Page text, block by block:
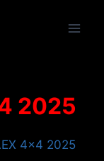
2025
4×4 2025